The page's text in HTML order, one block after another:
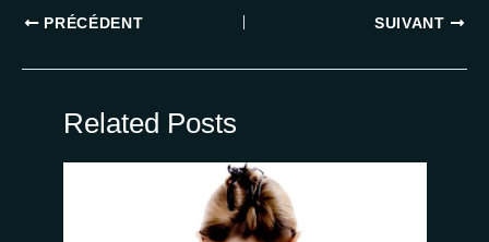
PRÉCÉDENT SUIVANT
Related Posts